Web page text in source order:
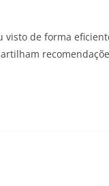
visto de forma